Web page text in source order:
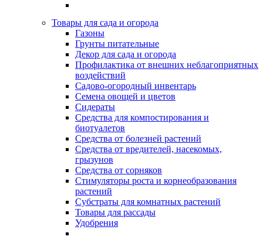
Товары для сада и огорода
Газоны
Грунты питательные
Декор для сада и огорода
Профилактика от внешних неблагоприятных
воздействий
Садово-огородный инвентарь
Семена овощей и цветов
Сидераты
Средства для компостирования и
биотуалетов
Средства от болезней растений
Средства от вредителей, насекомых,
грызунов
Средства от сорняков
Стимуляторы роста и корнеобразования
растений
Субстраты для комнатных растений
Товары для рассады
Удобрения